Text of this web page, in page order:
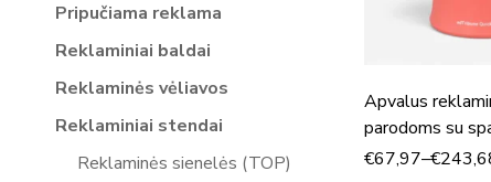
Pripučiama reklama
Reklaminiai baldai
Reklaminės vėliavos
Reklaminiai stendai
Reklaminės sienelės (TOP)
Apvalus
parodoms su
Quick Round
€67,97–€